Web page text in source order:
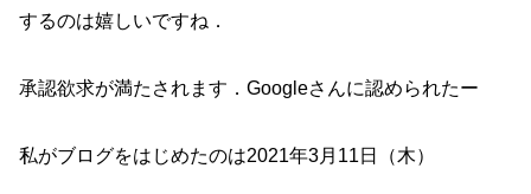
するのは嬉しいですね．
承認欲求が満たされます．Googleさんに認められたー
私がブログをはじめたのは2021年3月11日（木）